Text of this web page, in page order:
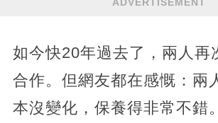
如今快20年過去了，兩人再
合作。但網友都在感慨：兩
本沒變化，保養得非常不錯。